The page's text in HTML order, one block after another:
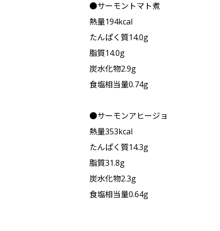
●サーモントマト煮
熱量194kcal
たんぱく質14.0g
脂質14.0g
炭水化物2.9g
食塩相当量0.74g
●サーモンアヒージョ
熱量353kcal
たんぱく質14.3g
脂質31.8g
炭水化物2.3g
食塩相当量0.64g